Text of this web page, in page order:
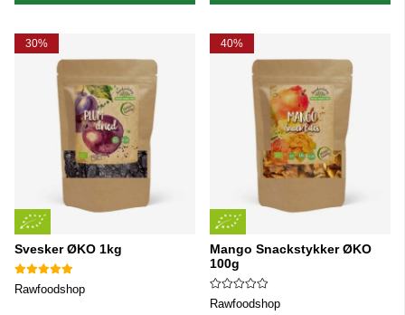
30%
Svesker ØKO 1kg
Rawfoodshop
40%
Mango Snackstykker ØKO
100g
Rawfoodshop